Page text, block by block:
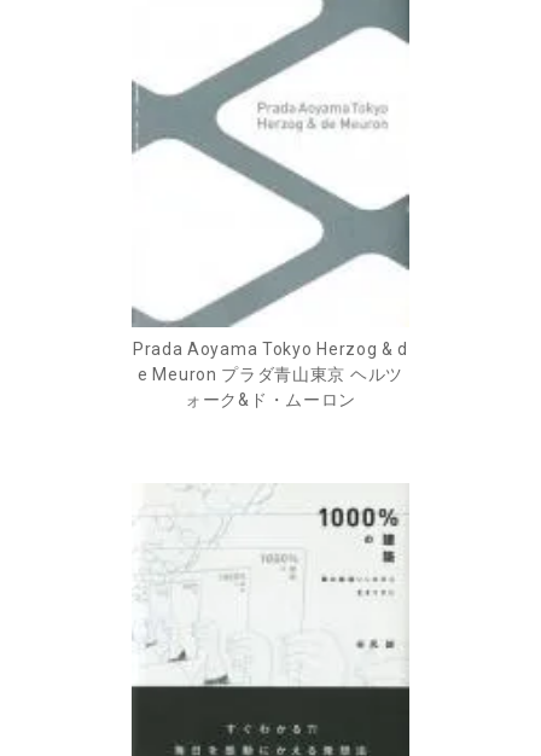
Prada Aoyama Tokyo Herzog & d
e Meuron プラダ青山東京 ヘルツ
ォーク&ド・ムーロン